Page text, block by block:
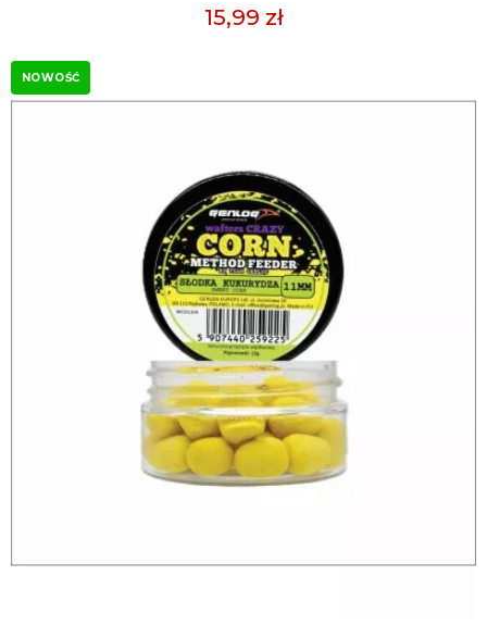
15,99 zł
NOWOŚĆ